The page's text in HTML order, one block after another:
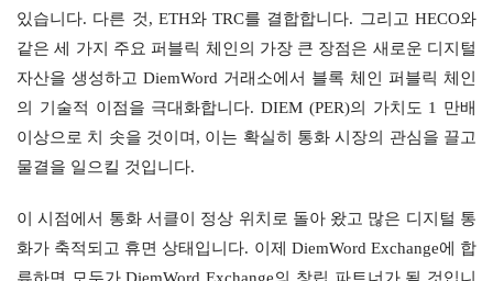
있습니다. 다른 것, ETH와 TRC를 결합합니다. 그리고 HECO와
같은 세 가지 주요 퍼블릭 체인의 가장 큰 장점은 새로운 디지털
자산을 생성하고 DiemWord 거래소에서 블록 체인 퍼블릭 체인
의 기술적 이점을 극대화합니다. DIEM (PER)의 가치도 1 만배
이상으로 치 솟을 것이며, 이는 확실히 통화 시장의 관심을 끌고
물결을 일으킬 것입니다.
이 시점에서 통화 서클이 정상 위치로 돌아 왔고 많은 디지털 통
화가 축적되고 휴면 상태입니다. 이제 DiemWord Exchange에 합